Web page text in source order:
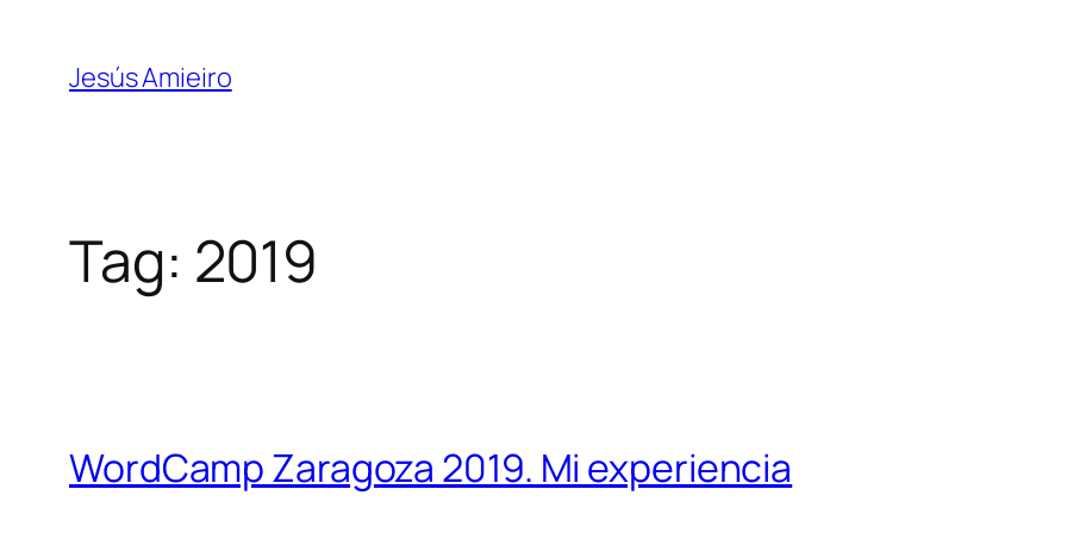
content
Jesús Amieiro
Tag: 2019
WordCamp Zaragoza 2019. Mi experiencia